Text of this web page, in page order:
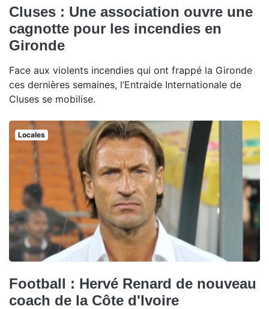
Cluses : Une association ouvre une
cagnotte pour les incendies en
Gironde
Face aux violents incendies qui ont frappé la Gironde
ces dernières semaines, l’Entraide Internationale de
Cluses se mobilise.
Locales
Football : Hervé Renard de nouveau
coach de la Côte d'Ivoire